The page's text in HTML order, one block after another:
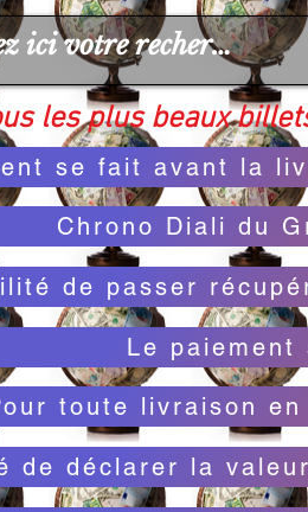
les plus beaux
se fait avant la
Chrono Diali du
de passer
Le
toute livraison